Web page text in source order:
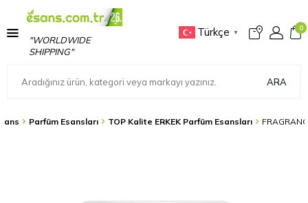
"WORLDWIDE
SHIPPING"
Türkçe ▼
0
ARA
Parfüm Esansları TOP Kalite ERKEK Parfüm Esansları